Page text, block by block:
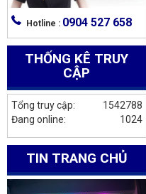
Hotline : 0904 527 658
THỐNG KÊ TRUY
CẬP
1542788
Tổng truy cập:
1024
Đang online:
TIN TRANG CHỦ